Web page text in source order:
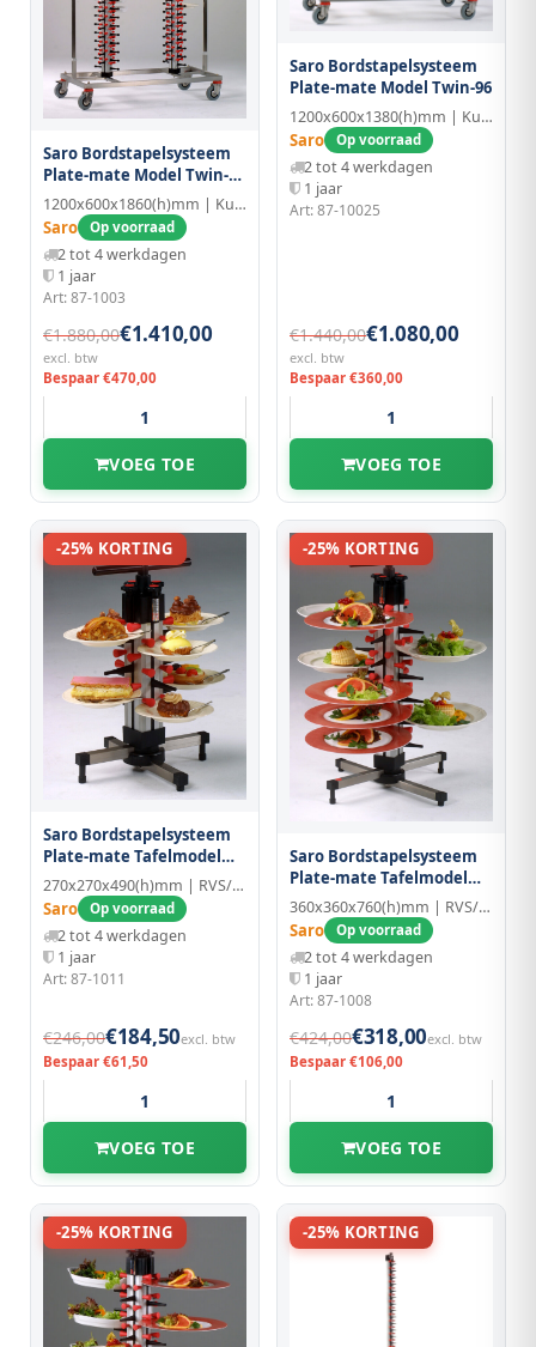
Saro Bordstapelsysteem
Plate-mate Model Twin-
168
1200x600x1860(h)mm | Kunststof/Aluminium
Saro Op voorraad
2 tot 4 werkdagen
1 jaar
Art: 87-1003
€1.880,00€1.410,00
excl. btw
Bespaar €470,00
VOEG TOE
Saro Bordstapelsysteem
Plate-mate Model Twin-96
1200x600x1380(h)mm | Kunststof/Aluminium
Saro Op voorraad
2 tot 4 werkdagen
1 jaar
Art: 87-10025
€1.440,00€1.080,00
excl. btw
Bespaar €360,00
VOEG TOE
-25% KORTING
Saro Bordstapelsysteem
Plate-mate Tafelmodel
Tm-12
270x270x490(h)mm | RVS/Kunststof
Saro Op voorraad
2 tot 4 werkdagen
1 jaar
Art: 87-1011
€246,00€184,50excl. btw
Bespaar €61,50
VOEG TOE
-25% KORTING
Saro Bordstapelsysteem
Plate-mate Tafelmodel
Tm-24
360x360x760(h)mm | RVS/Kunststof
Saro Op voorraad
2 tot 4 werkdagen
1 jaar
Art: 87-1008
€424,00€318,00excl. btw
Bespaar €106,00
VOEG TOE
-25% KORTING -25% KORTING